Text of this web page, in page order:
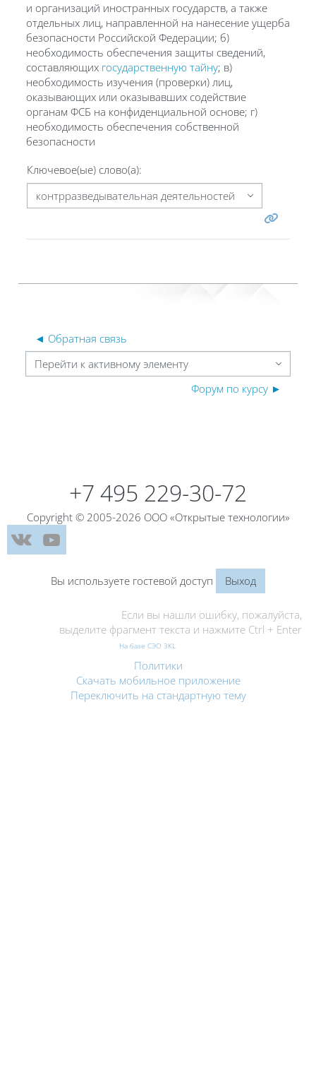
и организаций иностранных государств, а также
отдельных лиц, направленной на нанесение ущерба
безопасности Российской Федерации; б)
необходимость обеспечения защиты сведений,
составляющих государственную тайну; в)
необходимость изучения (проверки) лиц,
оказывающих или оказывавших содействие
органам ФСБ на конфиденциальной основе; г)
необходимость обеспечения собственной
безопасности
Ключевое(ые) слово(а):
◄ Обратная связь
Перейти к активному элементу
Форум по курсу ►
+7 495 229-30-72
Copyright © 2005-2026 ООО «Открытые технологии»
Вы используете гостевой доступ Выход
Если вы нашли ошибку, пожалуйста,
выделите фрагмент текста и нажмите Ctrl + Enter
На базе СЭО 3KL
Политики
Скачать мобильное приложение
Переключить на стандартную тему